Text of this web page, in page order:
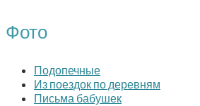
Фото
Подопечные
Из поездок по деревням
Письма бабушек